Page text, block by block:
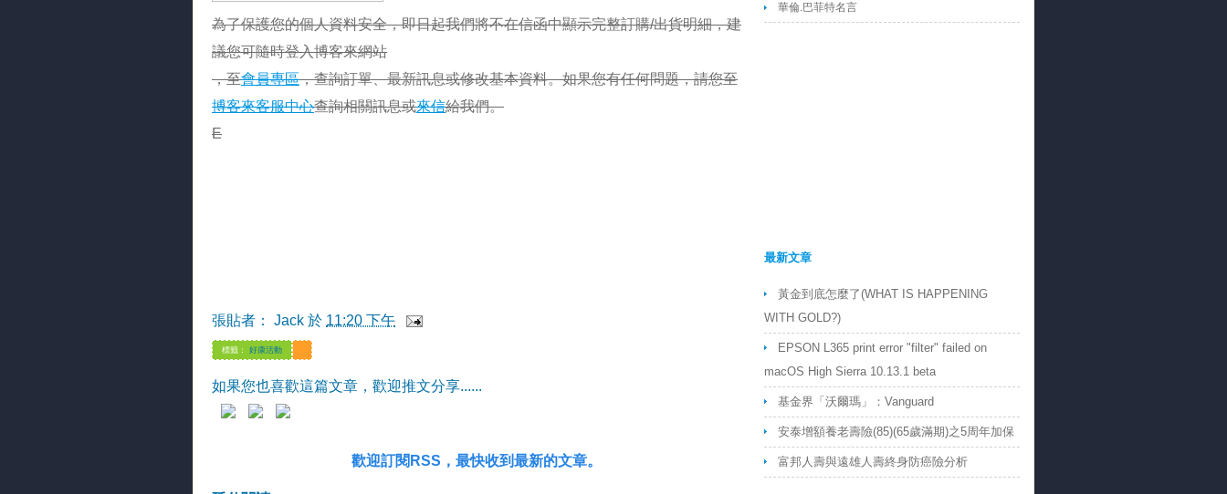
為了保護您的個人資料安全，即日起我們將不在信函中顯示完整訂購/出貨明細，建
議您可隨時登入博客來網站
，至會員專區，查詢訂單、最新訊息或修改基本資料。如果您有任何問題，請您至
博客來客服中心查詢相關訊息或來信給我們。
E
張貼者： Jack 於 11:20 下午
標籤： 好康活動
如果您也喜歡這篇文章，歡迎推文分享......
歡迎訂閱RSS，最快收到最新的文章。
華倫.巴菲特名言
最新文章
黃金到底怎麼了(WHAT IS HAPPENING
WITH GOLD?)
EPSON L365 print error "filter" failed on
macOS High Sierra 10.13.1 beta
基金界「沃爾瑪」：Vanguard
安泰增額養老壽險(85)(65歲滿期)之5周年加保
富邦人壽與遠雄人壽終身防癌險分析